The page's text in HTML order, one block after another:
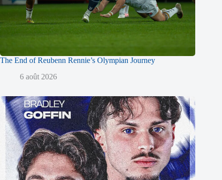
The End of Reubenn Rennie’s Olympian Journey
6 août 2026